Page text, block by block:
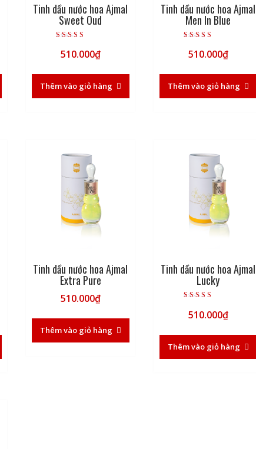
Tinh dầu nước hoa Ajmal
Sweet Oud
5.00
5 sao
510.000₫
Thêm vào giỏ hàng
Tinh dầu nước hoa Ajmal
Men In Blue
5.00
5 sao
510.000₫
Thêm vào giỏ hàng
Tinh dầu nước hoa Ajmal
Extra Pure
510.000₫
Thêm vào giỏ hàng
Tinh dầu nước hoa Ajmal
Lucky
5.00
5 sao
510.000₫
Thêm vào giỏ hàng